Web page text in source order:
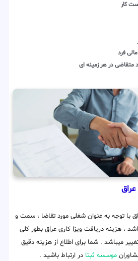
کار
فرد
متقاضی در هر زمینه ای
با توجه به عنوان شغلی مورد تقاضا ، سمت و
، هزینه دریافت ویزا کاری عراق بطور کلی
تا 7000 دلار متغییر میباشد . شما برای اطلاع از هزینه دقیق
موسسه ثبتا در ارتباط باشید .